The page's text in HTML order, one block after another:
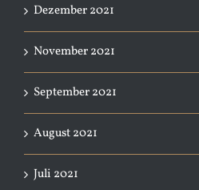
Dezember 2021
November 2021
September 2021
August 2021
Juli 2021